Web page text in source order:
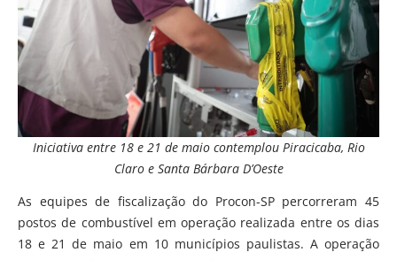
Iniciativa entre 18 e 21 de maio contemplou Piracicaba, Rio
Claro e Santa Bárbara D’Oeste
As equipes de fiscalização do Procon-SP percorreram 45
postos de combustível em operação realizada entre os dias
18 e 21 de maio em 10 municípios paulistas. A operação